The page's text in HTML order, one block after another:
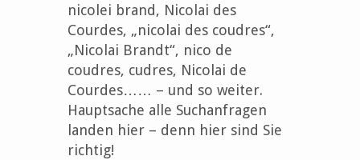
nicolei brand, Nicolai des
Courdes, „nicolai des coudres“,
„Nicolai Brandt“, nico de
coudres, cudres, Nicolai de
Courdes…… – und so weiter.
Hauptsache alle Suchanfragen
landen hier – denn hier sind Sie
richtig!